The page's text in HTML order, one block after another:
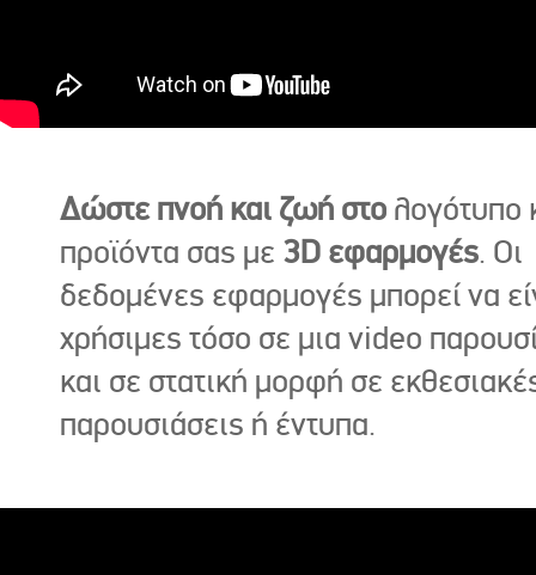
Δώστε πνοή και ζωή στο λογότυπο
προϊόντα σας με 3D εφαρμογές. Οι
δεδομένες εφαρμογές μπορεί να
χρήσιμες τόσο σε μια video
και σε στατική μορφή σε
παρουσιάσεις ή έντυπα.